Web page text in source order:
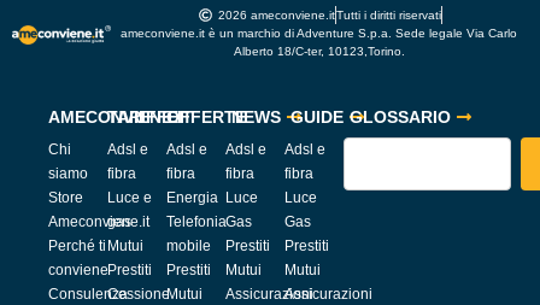
2026 ameconviene.itTutti i diritti riservati
ameconviene.it è un marchio di Adventure S.p.a. Sede legale Via Carlo
Alberto 18/C-ter, 10123,Torino.
AMECONVIENE.IT
Chi
siamo
Store
Ameconviene.it
Perché ti
conviene
Consulenza
TARIFFE
Adsl e
fibra
Luce e
gas
Mutui
Prestiti
Cessione
OFFERTE
Adsl e
fibra
Energia
Telefonia
mobile
Prestiti
Mutui
NEWS
Adsl e
fibra
Luce
Gas
Prestiti
Mutui
Assicurazioni
GUIDE
Adsl e
fibra
Luce
Gas
Prestiti
Mutui
Assicurazioni
GLOSSARIO